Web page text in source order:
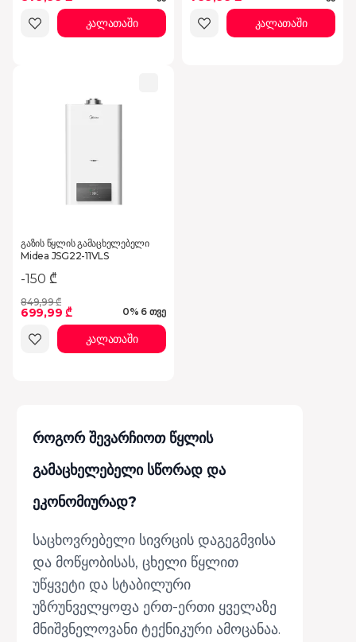
კალათაში კალათაში
გაზის წყლის გამაცხელებელი
Midea JSG22-11VLS
-150 ₾
849,99 ₾
699,99 ₾ 0% 6 თვე
კალათაში
როგორ შევარჩიოთ წყლის
გამაცხელებელი სწორად და
ეკონომიურად?
საცხოვრებელი სივრცის დაგეგმვისა
და მოწყობისას, ცხელი წყლით
უწყვეტი და სტაბილური
უზრუნველყოფა ერთ-ერთი ყველაზე
მნიშვნელოვანი ტექნიკური ამოცანაა.